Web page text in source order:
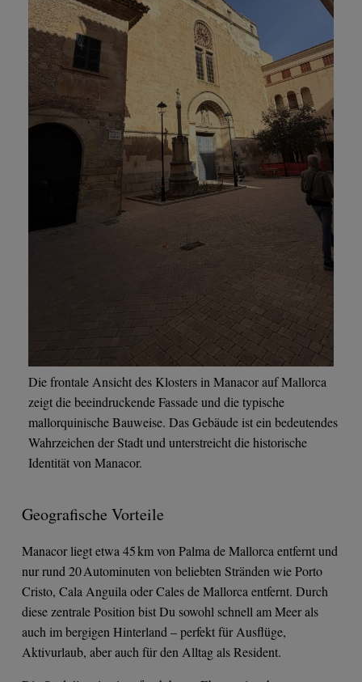
Die frontale Ansicht des Klosters in Manacor auf Mallorca
zeigt die beeindruckende Fassade und die typische
mallorquinische Bauweise. Das Gebäude ist ein bedeutendes
Wahrzeichen der Stadt und unterstreicht die historische
Identität von Manacor.
Geografische Vorteile
Manacor liegt etwa 45 km von Palma de Mallorca entfernt und
nur rund 20 Autominuten von beliebten Stränden wie Porto
Cristo, Cala Anguila oder Cales de Mallorca entfernt. Durch
diese zentrale Position bist Du sowohl schnell am Meer als
auch im bergigen Hinterland – perfekt für Ausflüge,
Aktivurlaub, aber auch für den Alltag als Resident.